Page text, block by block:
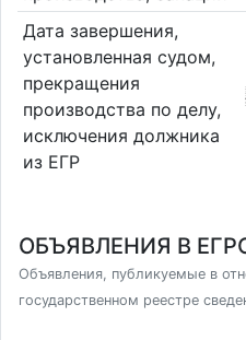
Дата завершения,
установленная судом,
прекращения
производства по делу,
исключения должника
из ЕГР
ОБЪЯВЛЕНИЯ В
Объявления, публикуемые в
государственном реестре